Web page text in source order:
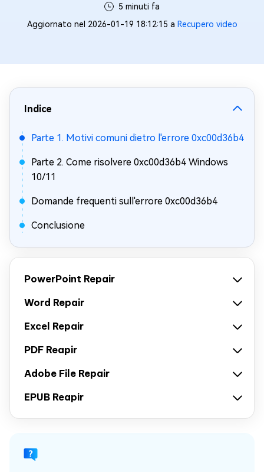
5 minuti fa
Aggiornato nel 2026-01-19 18:12:15 a Recupero video
Indice
Parte 1. Motivi comuni dietro l'errore 0xc00d36b4
Parte 2. Come risolvere 0xc00d36b4 Windows
10/11
Domande frequenti sull'errore 0xc00d36b4
Conclusione
PowerPoint Repair
Word Repair
Excel Repair
PDF Reapir
Adobe File Repair
EPUB Reapir